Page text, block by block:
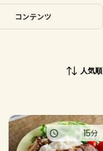
うもろこし
ピーマン
コンテンツ
人気順
15分